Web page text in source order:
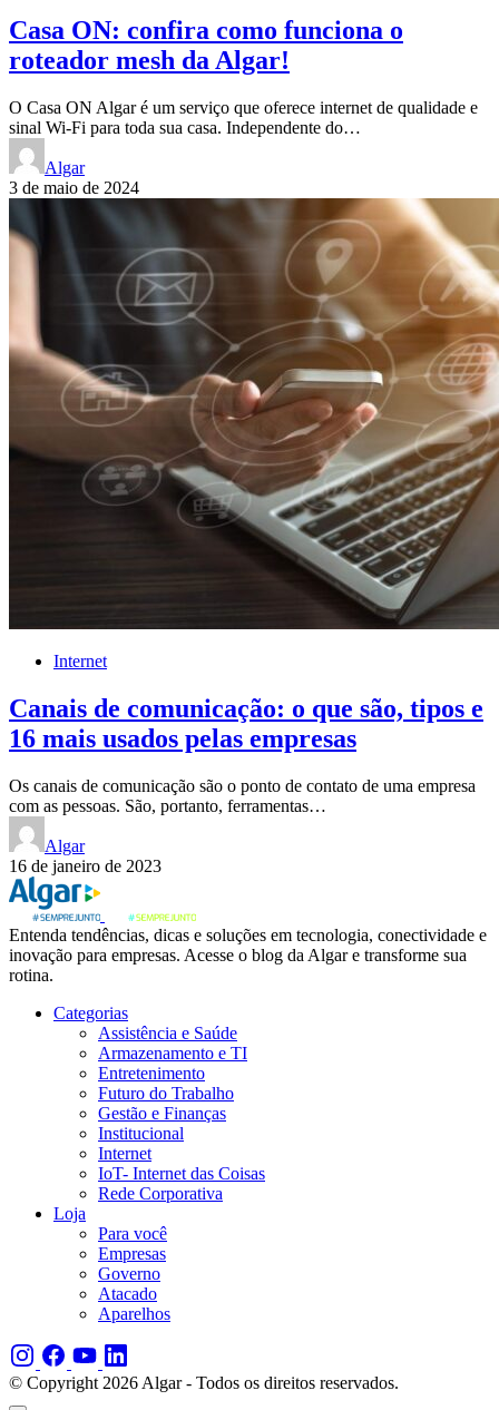
Casa ON: confira como funciona o
roteador mesh da Algar!
O Casa ON Algar é um serviço que oferece internet de qualidade e
sinal Wi-Fi para toda sua casa. Independente do…
Algar
3 de maio de 2024
Internet
Canais de comunicação: o que são, tipos e
16 mais usados pelas empresas
Os canais de comunicação são o ponto de contato de uma empresa
com as pessoas. São, portanto, ferramentas…
Algar
16 de janeiro de 2023
Entenda tendências, dicas e soluções em tecnologia, conectividade e
inovação para empresas. Acesse o blog da Algar e transforme sua
rotina.
Categorias
Assistência e Saúde
Armazenamento e TI
Entretenimento
Futuro do Trabalho
Gestão e Finanças
Institucional
Internet
IoT- Internet das Coisas
Rede Corporativa
Loja
Para você
Empresas
Governo
Atacado
Aparelhos
© Copyright 2026 Algar - Todos os direitos reservados.